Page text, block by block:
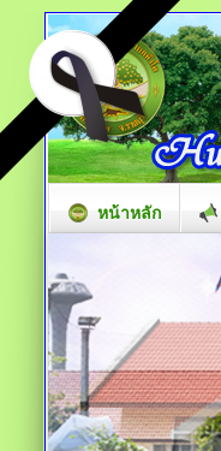
หน้าหลัก